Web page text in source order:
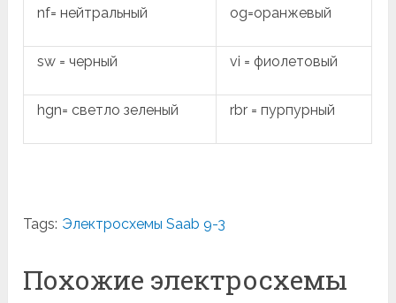
nf= нейтральный og=оранжевый
sw = черный vi = фиолетовый
hgn= светло зеленый rbr = пурпурный
Tags: Электросхемы Saab 9-3
Похожие электросхемы